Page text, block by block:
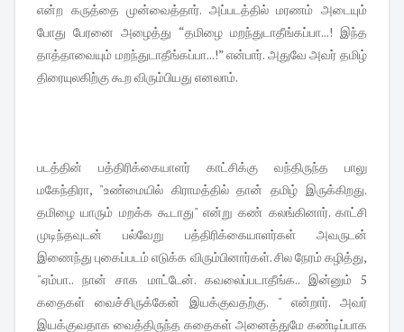
என்ற கருத்தை முன்வைத்தார். அப்படத்தில் மரணம் அடையும்
போது பேரனை அழைத்து “தமிழை மறந்துடாதீங்கப்பா...! இந்த
தாத்தாவையும் மறந்துடாதீங்கப்பா...!” என்பார். அதுவே அவர் தமிழ்
திரையுலகிற்கு கூற விரும்பியது எனலாம்.
படத்தின் பத்திரிக்கையாளர் காட்சிக்கு வந்திருந்த பாலு
மகேந்திரா, "உண்மையில் கிராமத்தில் தான் தமிழ் இருக்கிறது.
தமிழை யாரும் மறக்க கூடாது" என்று கண் கலங்கினார். காட்சி
முடிந்தவுடன் பல்வேறு பத்திரிக்கையாளர்கள் அவருடன்
இணைந்து புகைப்படம் எடுக்க விரும்பினார்கள். சில நேரம் கழித்து,
"ஏம்பா.. நான் சாக மாட்டேன். கவலைப்படாதீங்க.. இன்னும் 5
கதைகள் வைச்சிருக்கேன் இயக்குவதற்கு. " என்றார். அவர்
இயக்குவதாக வைத்திருந்த கதைகள் அனைத்துமே கண்டிப்பாக